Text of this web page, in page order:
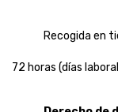
Recogida en
72 horas (días